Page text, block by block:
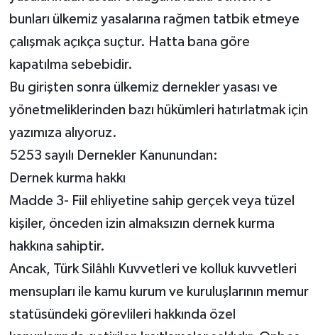
bunları ülkemiz yasalarına rağmen tatbik etmeye
çalışmak açıkça suçtur. Hatta bana göre
kapatılma sebebidir.
Bu girişten sonra ülkemiz dernekler yasası ve
yönetmeliklerinden bazı hükümleri hatırlatmak için
yazımıza alıyoruz.
5253 sayılı Dernekler Kanunundan:
Dernek kurma hakkı
Madde 3- Fiil ehliyetine sahip gerçek veya tüzel
kişiler, önceden izin almaksızın dernek kurma
hakkına sahiptir.
Ancak, Türk Silâhlı Kuvvetleri ve kolluk kuvvetleri
mensupları ile kamu kurum ve kuruluşlarının memur
statüsündeki görevlileri hakkında özel